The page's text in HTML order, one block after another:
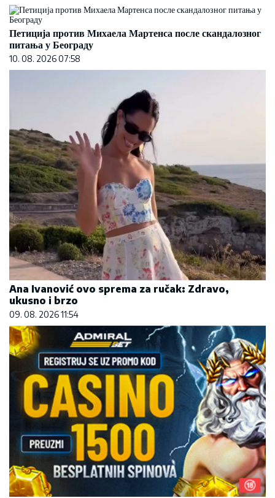
Петиција против Михаела Мартенса после скандалозног
питања у Београду
10. 08. 2026 07:58
Ana Ivanović ovo sprema za ručak: Zdravo,
ukusno i brzo
09. 08. 2026 11:54